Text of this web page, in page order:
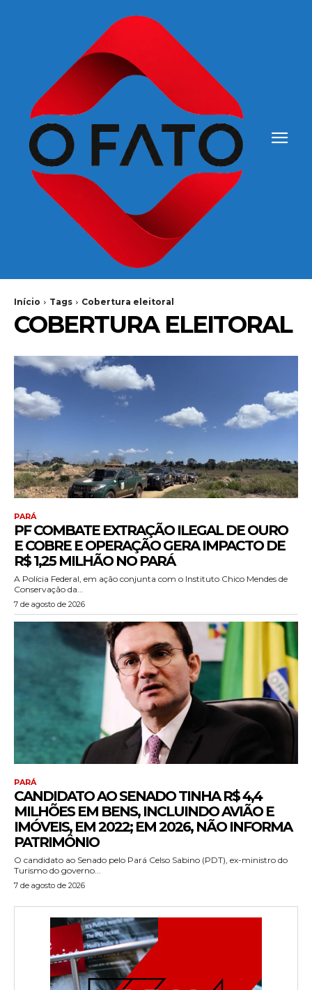
Início Tags Cobertura eleitoral
COBERTURA ELEITORAL
PARÁ
PF COMBATE EXTRAÇÃO ILEGAL DE OURO
E COBRE E OPERAÇÃO GERA IMPACTO DE
R$ 1,25 MILHÃO NO PARÁ
A Polícia Federal, em ação conjunta com o Instituto Chico Mendes de
Conservação da...
7 de agosto de 2026
PARÁ
CANDIDATO AO SENADO TINHA R$ 4,4
MILHÕES EM BENS, INCLUINDO AVIÃO E
IMÓVEIS, EM 2022; EM 2026, NÃO INFORMA
PATRIMÔNIO
O candidato ao Senado pelo Pará Celso Sabino (PDT), ex-ministro do
Turismo do governo...
7 de agosto de 2026